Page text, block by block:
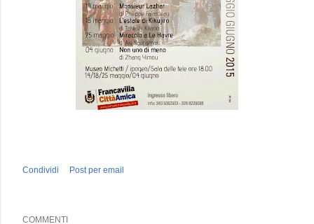
Condividi Post per email
COMMENTI